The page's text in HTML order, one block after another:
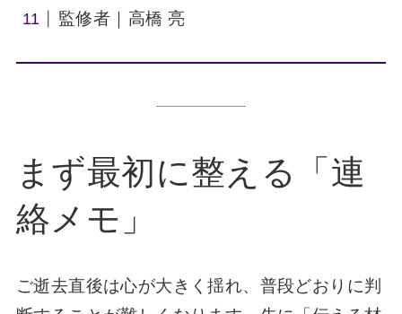
監修者｜高橋 亮
まず最初に整える「連
絡メモ」
ご逝去直後は心が大きく揺れ、普段どおりに判